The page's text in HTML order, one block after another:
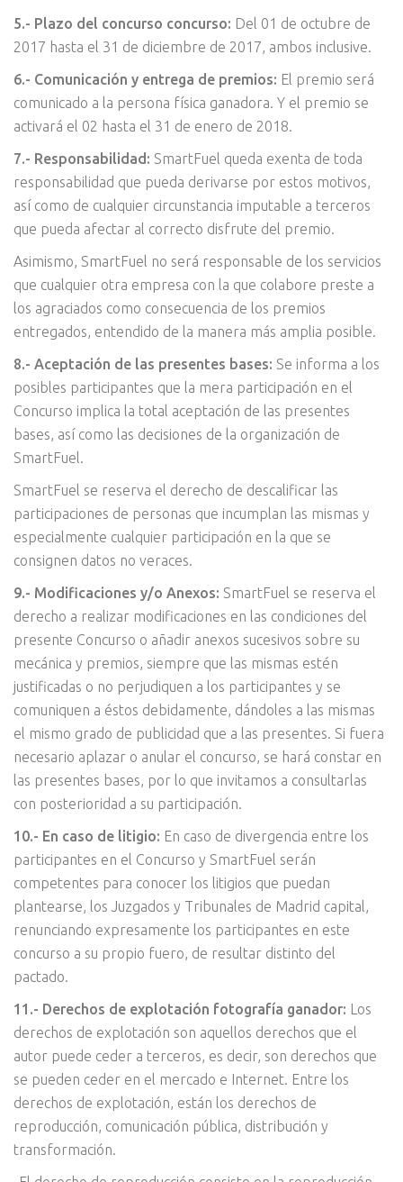
5.- Plazo del concurso concurso: Del 01 de octubre de
2017 hasta el 31 de diciembre de 2017, ambos inclusive.
6.- Comunicación y entrega de premios: El premio será
comunicado a la persona física ganadora. Y el premio se
activará el 02 hasta el 31 de enero de 2018.
7.- Responsabilidad: SmartFuel queda exenta de toda
responsabilidad que pueda derivarse por estos motivos,
así como de cualquier circunstancia imputable a terceros
que pueda afectar al correcto disfrute del premio.
Asimismo, SmartFuel no será responsable de los servicios
que cualquier otra empresa con la que colabore preste a
los agraciados como consecuencia de los premios
entregados, entendido de la manera más amplia posible.
8.- Aceptación de las presentes bases: Se informa a los
posibles participantes que la mera participación en el
Concurso implica la total aceptación de las presentes
bases, así como las decisiones de la organización de
SmartFuel.
SmartFuel se reserva el derecho de descalificar las
participaciones de personas que incumplan las mismas y
especialmente cualquier participación en la que se
consignen datos no veraces.
9.- Modificaciones y/o Anexos: SmartFuel se reserva el
derecho a realizar modificaciones en las condiciones del
presente Concurso o añadir anexos sucesivos sobre su
mecánica y premios, siempre que las mismas estén
justificadas o no perjudiquen a los participantes y se
comuniquen a éstos debidamente, dándoles a las mismas
el mismo grado de publicidad que a las presentes. Si fuera
necesario aplazar o anular el concurso, se hará constar en
las presentes bases, por lo que invitamos a consultarlas
con posterioridad a su participación.
10.- En caso de litigio: En caso de divergencia entre los
participantes en el Concurso y SmartFuel serán
competentes para conocer los litigios que puedan
plantearse, los Juzgados y Tribunales de Madrid capital,
renunciando expresamente los participantes en este
concurso a su propio fuero, de resultar distinto del
pactado.
11.- Derechos de explotación fotografía ganador: Los
derechos de explotación son aquellos derechos que el
autor puede ceder a terceros, es decir, son derechos que
se pueden ceder en el mercado e Internet. Entre los
derechos de explotación, están los derechos de
reproducción, comunicación pública, distribución y
transformación.